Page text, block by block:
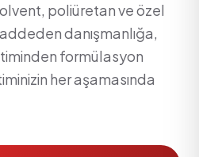
poliüretan ve özel
danışmanlığa,
formülasyon
her aşamasında